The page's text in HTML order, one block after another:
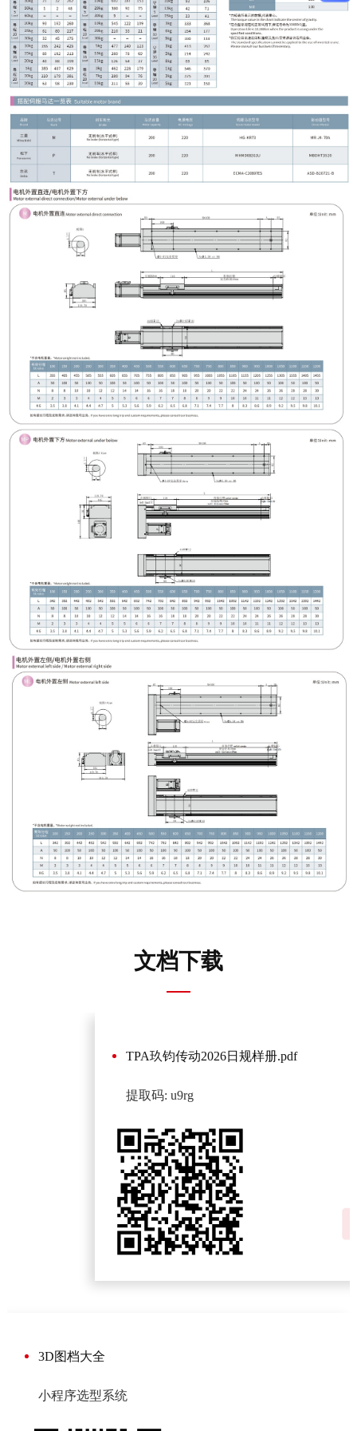
文档下载
TPA玖钧传动2026日规样册.pdf
提取码: u9rg
3D图档大全
小程序选型系统